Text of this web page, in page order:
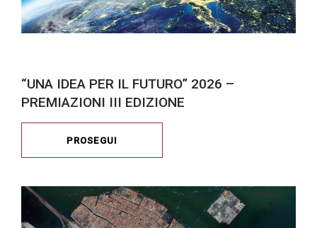
“UNA IDEA PER IL FUTURO” 2026 –
PREMIAZIONI III EDIZIONE
PROSEGUI